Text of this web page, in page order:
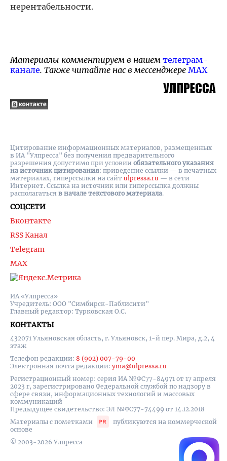
нерентабельности.
Материалы комментируем в нашем телеграм-
канале. Также читайте нас в мессенджере MAX
ИА «Улпресса»
Учредитель: ООО "Симбирск-Паблисити"
Главный редактор: Турковская О.С.
КОНТАКТЫ
432071 Ульяновская область, г. Ульяновск, 1-й пер. Мира, д.2, 4
этаж
Телефон редакции: 8 (902) 007-79-00
Электронная почта редакции: yma@ulpressa.ru
Регистрационный номер: серия ИА №ФС77-84971 от 17 апреля
2023 г, зарегистрировано Федеральной службой по надзору в
сфере связи, информационных технологий и массовых
коммуникаций
Предыдущее свидетельство: ЭЛ №ФС77-74499 от 14.12.2018
Материалы с пометками
публикуются на коммерческой
основе
© 2003-2026 Улпресса
СОЦСЕТИ
Вконтакте
RSS Канал
Telegram
MAX
Цитирование информационных материалов, размещенных
в ИА "Улпресса" без получения предварительного
разрешения допустимо при условии обязательного указания
на источник цитирования: приведение ссылки — в печатных
материалах, гиперссылки на cайт ulpressa.ru — в сети
Интернет. Ссылка на источник или гиперссылка должны
располагаться в начале текстового материала.